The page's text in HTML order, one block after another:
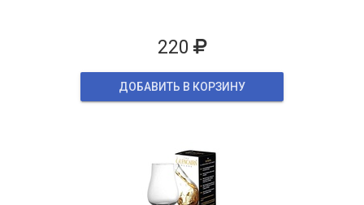
220
ДОБАВИТЬ В КОРЗИНУ